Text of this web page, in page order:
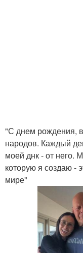
"С днем рождения,
народов. Каждый
моей днк - от него.
которую я создаю -
мире"